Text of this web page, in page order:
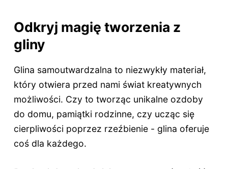
Odkryj magię tworzenia z
gliny
Glina samoutwardzalna to niezwykły materiał,
który otwiera przed nami świat kreatywnych
możliwości. Czy to tworząc unikalne ozdoby
do domu, pamiątki rodzinne, czy ucząc się
cierpliwości poprzez rzeźbienie - glina oferuje
coś dla każdego.